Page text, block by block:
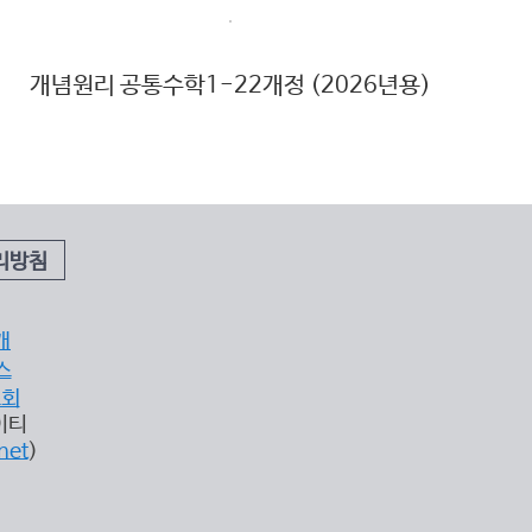
개념원리 공통수학1-22개정 (2026년용)
방침
)